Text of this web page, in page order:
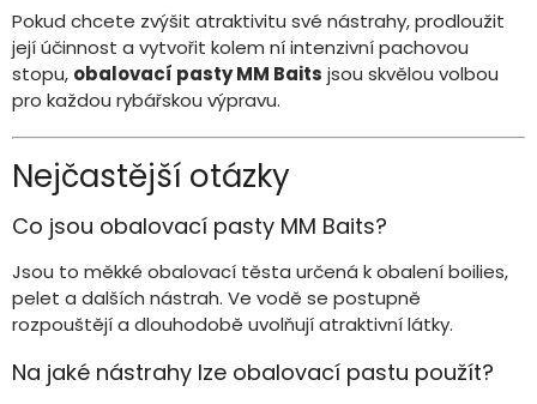
Pokud chcete zvýšit atraktivitu své nástrahy, prodloužit
její účinnost a vytvořit kolem ní intenzivní pachovou
stopu, obalovací pasty MM Baits jsou skvělou volbou
pro každou rybářskou výpravu.
Nejčastější otázky
Co jsou obalovací pasty MM Baits?
Jsou to měkké obalovací těsta určená k obalení boilies,
pelet a dalších nástrah. Ve vodě se postupně
rozpouštějí a dlouhodobě uvolňují atraktivní látky.
Na jaké nástrahy lze obalovací pastu použít?